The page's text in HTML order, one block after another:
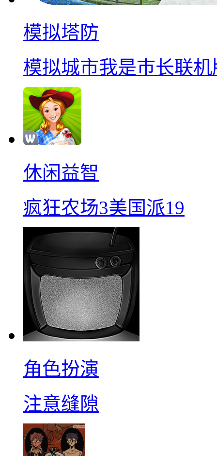
模拟塔防
模拟城市我是巿长联机
休闲益智
疯狂农场3美国派19
角色扮演
注意缝隙